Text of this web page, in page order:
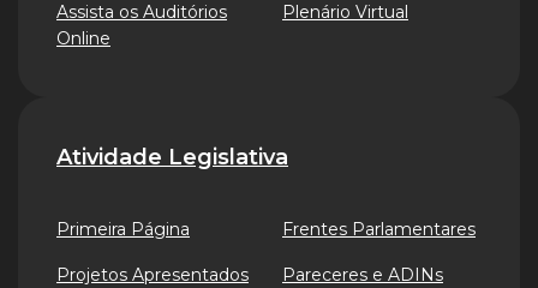
Assista os Auditórios
Online
Plenário Virtual
Atividade Legislativa
Primeira Página
Projetos Apresentados
Frentes Parlamentares
Pareceres e ADINs